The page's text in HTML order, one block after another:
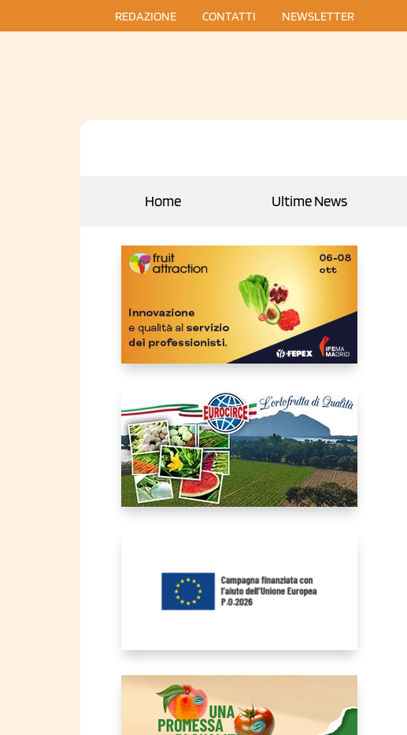
REDAZIONE CONTATTI NEWSLETTER
Home Ultime News